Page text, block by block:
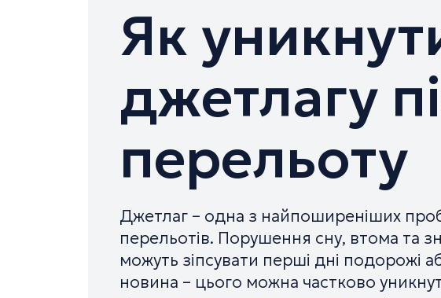
Як
джетлагу
перельоту
Джетлаг – одна з найпоширеніших
перельотів. Порушення сну, втома та
можуть зіпсувати перші дні подорожі
новина – цього можна частково